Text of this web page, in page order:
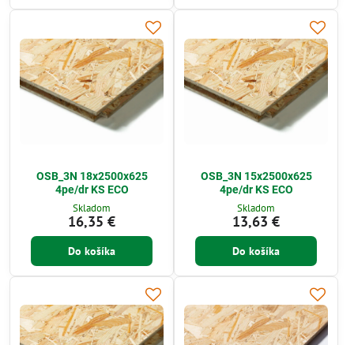
OSB_3N 18x2500x625
4pe/dr KS ECO
Skladom
16,35 €
Do košíka
OSB_3N 15x2500x625
4pe/dr KS ECO
Skladom
13,63 €
Do košíka